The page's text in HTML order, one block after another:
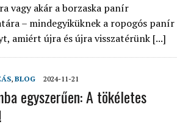
vagy akár a borzaska panír
– mindegyiküknek a ropogós panír
amiért újra és újra visszatérünk [...]
, BLOG 2024-11-21
egyszerűen: A tökéletes